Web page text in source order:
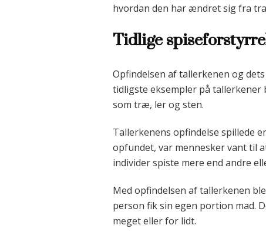
hvordan den har ændret sig fra
Tidlige
Opfindelsen af tallerkenen og
tidligste eksempler på
som træ, ler og sten.
Tallerkenens opfindelse spillede
opfundet, var mennesker vant til
individer spiste mere end andre
Med opfindelsen af tallerkenen
person fik sin egen portion mad.
meget eller for lidt.